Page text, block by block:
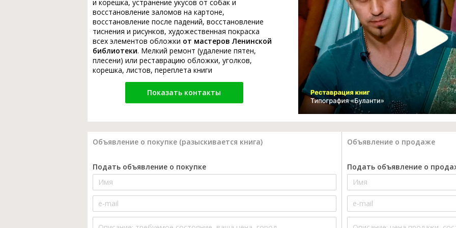
и корешка, устранение укусов от собак и
восстановление заломов на картоне,
восстановление после падений, восстановление
тиснения и рисунков, художественная покраска
всех элементов обложки от мастеров Ленинской
библиотеки. Мелкий ремонт (удаление пятен,
плесени) или реставрацию обложки, уголков,
корешка, листов, переплета книги
Показать контакты
Объявление о покупке (разыскивается книга) Объявление о продаже
Подать объявление о покупке Подать объявление о